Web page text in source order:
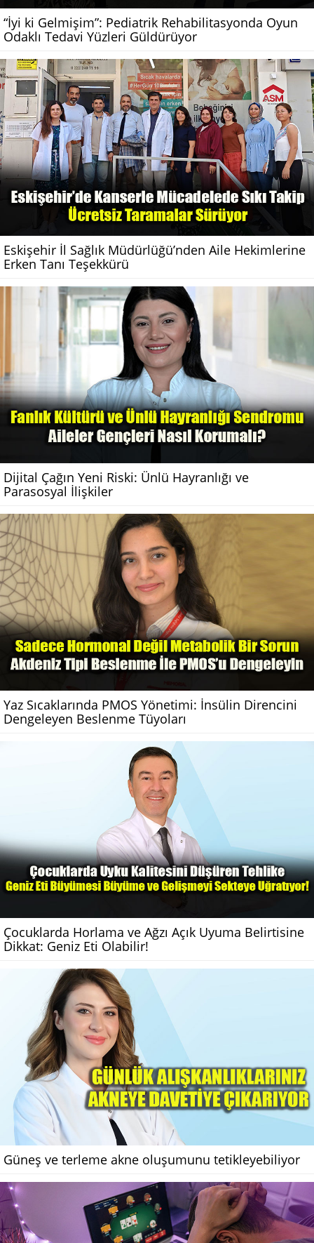
“İyi ki Gelmişim”: Pediatrik Rehabilitasyonda Oyun
Odaklı Tedavi Yüzleri Güldürüyor
Eskişehir İl Sağlık Müdürlüğü’nden Aile Hekimlerine
Erken Tanı Teşekkürü
Dijital Çağın Yeni Riski: Ünlü Hayranlığı ve
Parasosyal İlişkiler
Yaz Sıcaklarında PMOS Yönetimi: İnsülin Direncini
Dengeleyen Beslenme Tüyoları
Çocuklarda Horlama ve Ağzı Açık Uyuma Belirtisine
Dikkat: Geniz Eti Olabilir!
Güneş ve terleme akne oluşumunu tetikleyebiliyor